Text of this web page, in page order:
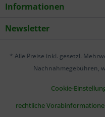
Informationen
Newsletter
* Alle Preise inkl. gesetzl.
Nachnahmegebühren,
Cookie-
rechtliche